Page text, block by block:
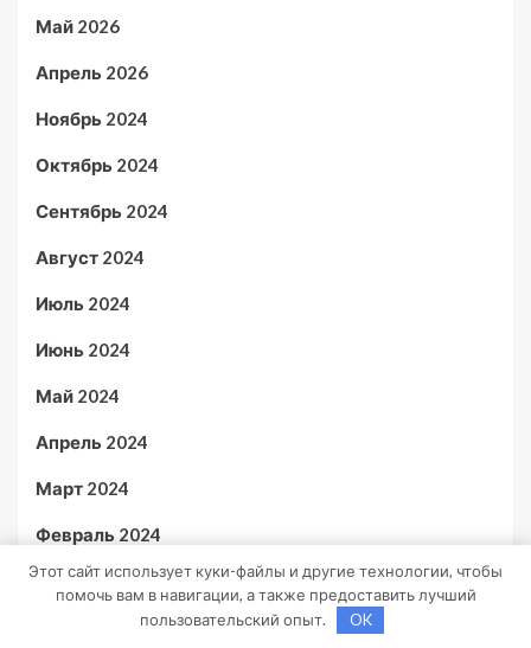
Май 2026
Апрель 2026
Ноябрь 2024
Октябрь 2024
Сентябрь 2024
Август 2024
Июль 2024
Июнь 2024
Май 2024
Апрель 2024
Март 2024
Февраль 2024
Ноябрь 2023
Январь 2023
Этот сайт использует куки-файлы и другие технологии, чтобы
помочь вам в навигации, а также предоставить лучший
пользовательский опыт.
OK